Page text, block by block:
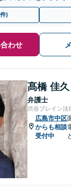
と健全な経営をサポー
)
わせ
髙橋 佳久
弁護士
渋谷ブレイン法
広島市中区
からも相談
受付中